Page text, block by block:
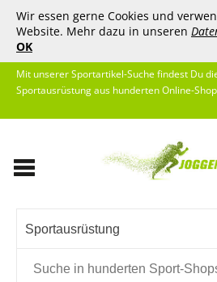
Wir essen gerne Cookies und
Website. Mehr dazu in unseren
OK
Mit unserer Sportartikel-Suche findest Du
Sportausrüstung aus hunderten Online-
Sportausrüstung